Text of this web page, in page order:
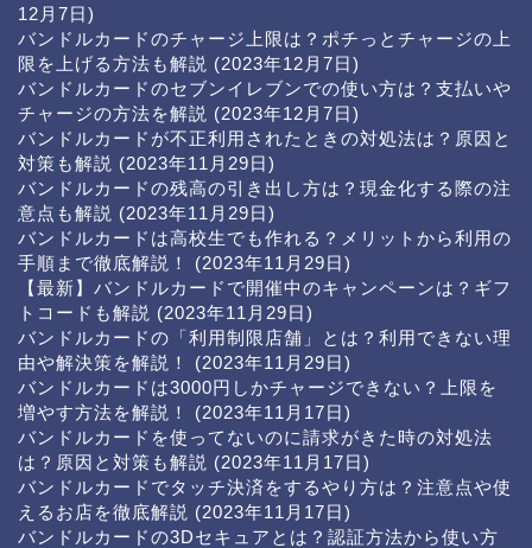
12月7日)
バンドルカードのチャージ上限は？ポチっとチャージの上
限を上げる方法も解説 (2023年12月7日)
バンドルカードのセブンイレブンでの使い方は？支払いや
チャージの方法を解説 (2023年12月7日)
バンドルカードが不正利用されたときの対処法は？原因と
対策も解説 (2023年11月29日)
バンドルカードの残高の引き出し方は？現金化する際の注
意点も解説 (2023年11月29日)
バンドルカードは高校生でも作れる？メリットから利用の
手順まで徹底解説！
(2023年11月29日)
【最新】バンドルカードで開催中のキャンペーンは？ギフ
トコードも解説 (2023年11月29日)
バンドルカードの「利用制限店舗」とは？利用できない理
由や解決策を解説！
(2023年11月29日)
バンドルカードは3000円しかチャージできない？上限を
増やす方法を解説！
(2023年11月17日)
バンドルカードを使ってないのに請求がきた時の対処法
は？原因と対策も解説 (2023年11月17日)
バンドルカードでタッチ決済をするやり方は？注意点や使
えるお店を徹底解説 (2023年11月17日)
バンドルカードの3Dセキュアとは？認証方法から使い方